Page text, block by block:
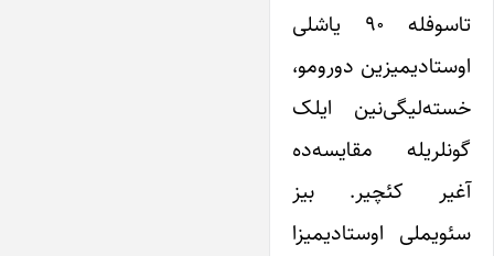
تاسوفله ۹۰ یاشلی
اوستادیمیزین دورومو،
خسته‌لیگی‌نین ایلک
گونلریله مقایسه‌ده
آغیر کئچیر. بیز
سئویملی اوستادیمیزا